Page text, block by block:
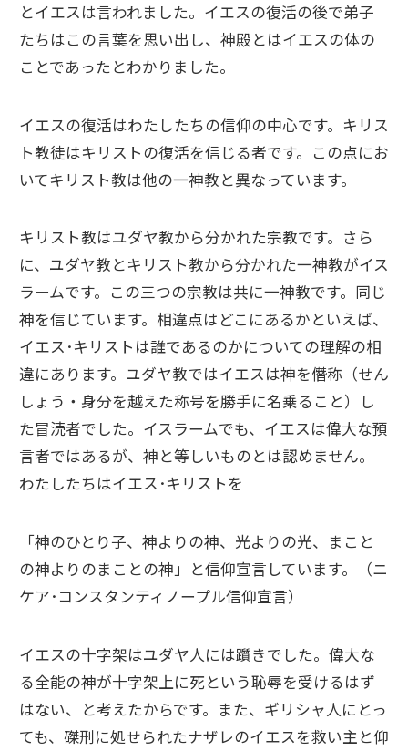
とイエスは言われました。イエスの復活の後で弟子
たちはこの言葉を思い出し、神殿とはイエスの体の
ことであったとわかりました。
イエスの復活はわたしたちの信仰の中心です。キリス
ト教徒はキリストの復活を信じる者です。この点にお
いてキリスト教は他の一神教と異なっています。
キリスト教はユダヤ教から分かれた宗教です。さら
に、ユダヤ教とキリスト教から分かれた一神教がイス
ラームです。この三つの宗教は共に一神教です。同じ
神を信じています。相違点はどこにあるかといえば、
イエス･キリストは誰であるのかについての理解の相
違にあります。ユダヤ教ではイエスは神を僭称（せん
しょう・身分を越えた称号を勝手に名乗ること）し
た冒涜者でした。イスラームでも、イエスは偉大な預
言者ではあるが、神と等しいものとは認めません。
わたしたちはイエス･キリストを
「神のひとり子、神よりの神、光よりの光、まこと
の神よりのまことの神」と信仰宣言しています。（ニ
ケア･コンスタンティノープル信仰宣言）
イエスの十字架はユダヤ人には躓きでした。偉大な
る全能の神が十字架上に死という恥辱を受けるはず
はない、と考えたからです。また、ギリシャ人にとっ
ても、磔刑に処せられたナザレのイエスを救い主と仰